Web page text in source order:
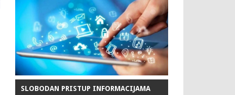
SLOBODAN PRISTUP INFORMACIJAMA